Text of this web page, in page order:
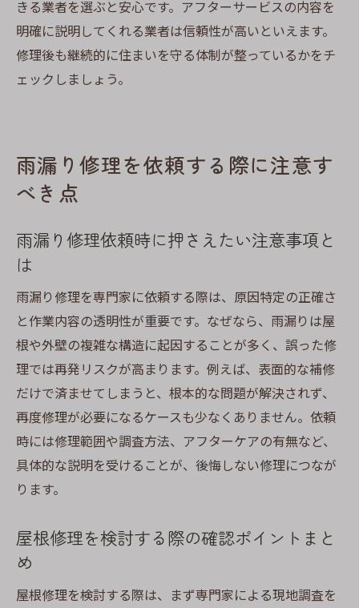
きる業者を選ぶと安心です。アフターサービスの内容を
明確に説明してくれる業者は信頼性が高いといえます。
修理後も継続的に住まいを守る体制が整っているかをチ
ェックしましょう。
雨漏り修理を依頼する際に注意す
べき点
雨漏り修理依頼時に押さえたい注意事項と
は
雨漏り修理を専門家に依頼する際は、原因特定の正確さ
と作業内容の透明性が重要です。なぜなら、雨漏りは屋
根や外壁の複雑な構造に起因することが多く、誤った修
理では再発リスクが高まります。例えば、表面的な補修
だけで済ませてしまうと、根本的な問題が解決されず、
再度修理が必要になるケースも少なくありません。依頼
時には修理範囲や調査方法、アフターケアの有無など、
具体的な説明を受けることが、後悔しない修理につなが
ります。
屋根修理を検討する際の確認ポイントまと
め
屋根修理を検討する際は、まず専門家による現地調査を